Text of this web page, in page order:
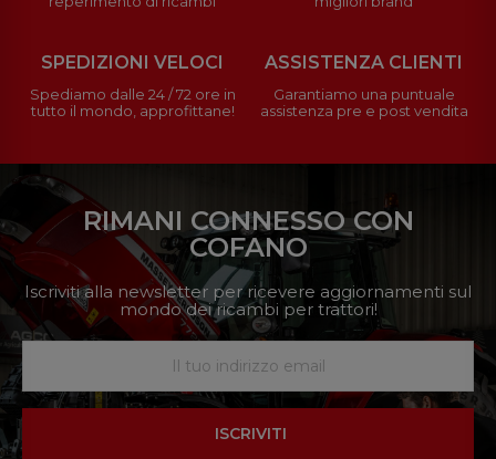
SPEDIZIONI VELOCI
Spediamo dalle 24 / 72 ore in
tutto il mondo, approfittane!
ASSISTENZA CLIENTI
Garantiamo una puntuale
assistenza pre e post vendita
RIMANI CONNESSO CON
COFANO
Iscriviti alla newsletter per ricevere aggiornamenti sul
mondo dei ricambi per trattori!
ISCRIVITI